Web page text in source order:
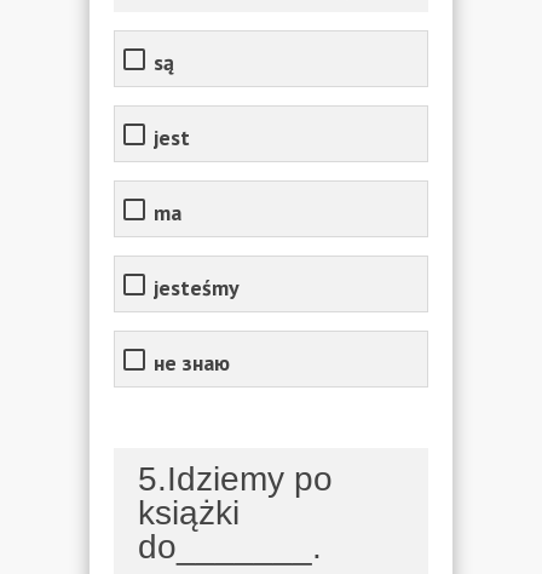
są
jest
ma
jesteśmy
не знаю
5.Idziemy po
książki
do_______.